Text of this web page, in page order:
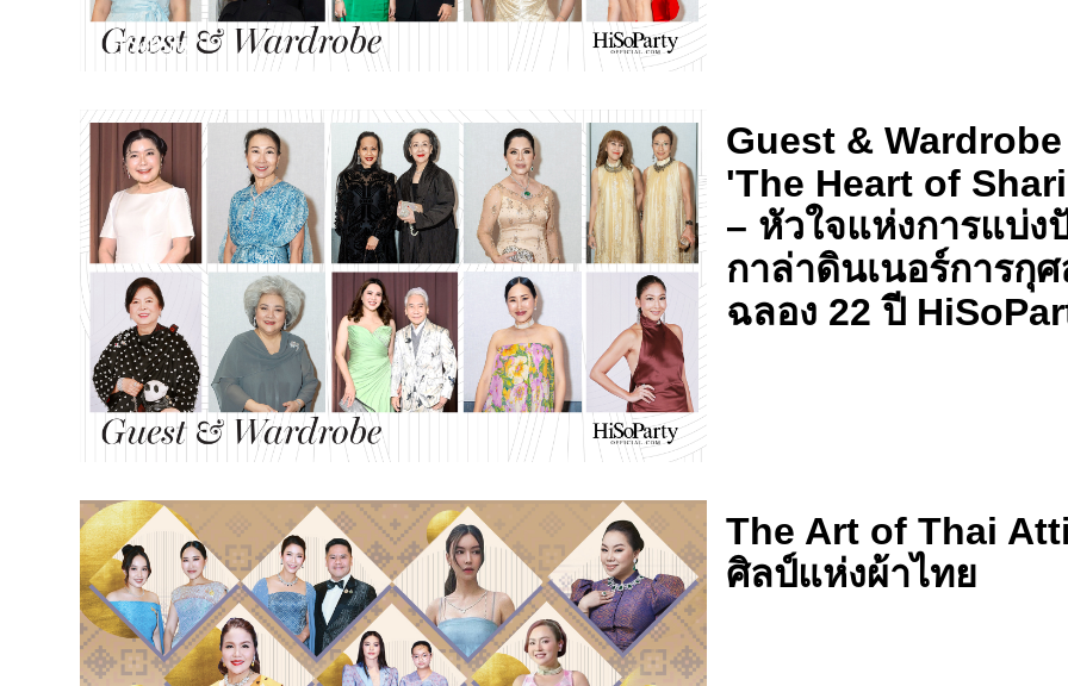
Guest & Wardrobe
'The Heart of
– หัวใจแห่งการแบ่ง
กาล่าดินเนอร์การกุ
ฉลอง 22 ปี
The Art of Thai
ศิลป์แห่งผ้าไทย